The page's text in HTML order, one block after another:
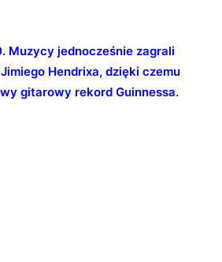
Muzycy jednocześnie zagrali
Hendrixa, dzięki czemu
gitarowy rekord Guinnessa.